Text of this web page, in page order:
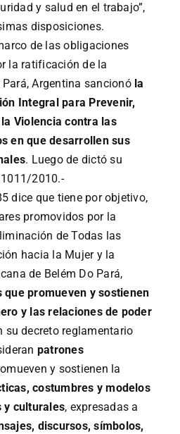
y salud en el trabajo”,
disposiciones.
de las obligaciones
la ratificación de la
Argentina sancionó la
Integral para Prevenir,
Violencia contra las
en que desarrollen sus
. Luego de dictó su
2010.-
dice que tiene por objetivo,
promovidos por la
de Todas las
hacia la Mujer y la
de Belém Do Pará,
promueven y sostienen
y las relaciones de poder
su decreto reglamentario
patrones
y sostienen la
costumbres y modelos
y culturales, expresadas a
discursos, símbolos,